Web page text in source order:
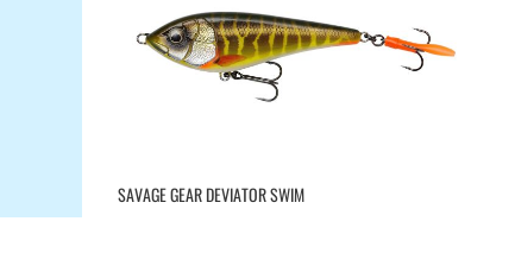
SAVAGE GEAR DEVIATOR SWIM